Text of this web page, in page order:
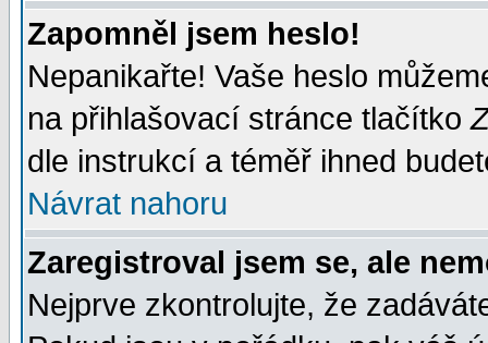
Zapomněl jsem heslo!
Nepanikařte! Vaše heslo
na přihlašovací stránce tlačítko
dle instrukcí a téměř ihned
Návrat nahoru
Zaregistroval jsem se, ale
Nejprve zkontrolujte, že